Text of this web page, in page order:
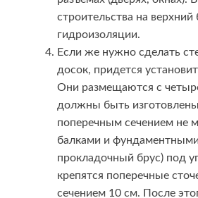
строительства на верхний
гидроизоляции.
Если же нужно сделать
досок, придется
Они размещаются с
должны быть изготовлены
поперечным сечением не
балками и
прокладочный брус) под
крепятся поперечные
сечением 10 см. После